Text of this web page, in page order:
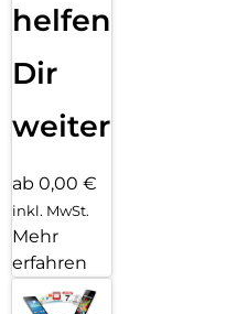
helfen
Dir
weiter
ab 0,00 €
inkl. MwSt.
Mehr
erfahren